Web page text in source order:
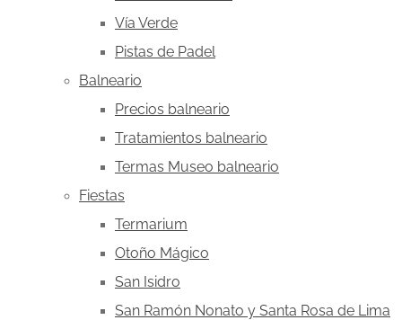
Vía Verde
Pistas de Padel
Balneario
Precios balneario
Tratamientos balneario
Termas Museo balneario
Fiestas
Termarium
Otoño Mágico
San Isidro
San Ramón Nonato y Santa Rosa de Lima